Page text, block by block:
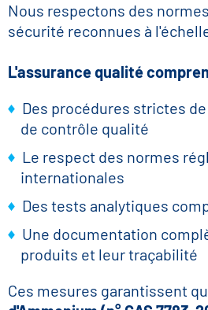
Nous respectons des
sécurité reconnues à
L'assurance qualité
Des procédures strictes
de contrôle qualité
Le respect des normes
internationales
Des tests analytiques
Une documentation
produits et leur traçabilité
Ces mesures garantissent